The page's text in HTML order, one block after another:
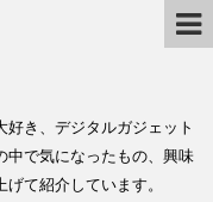
き、デジタルガジェット
中で気になったもの、興味
て紹介しています。